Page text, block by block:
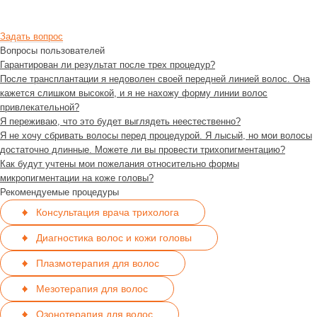
Задать вопрос
Вопросы пользователей
Гарантирован ли результат после трех процедур?
После трансплантации я недоволен своей передней линией волос. Она
кажется слишком высокой, и я не нахожу форму линии волос
привлекательной?
Я переживаю, что это будет выглядеть неестественно?
Я не хочу сбривать волосы перед процедурой. Я лысый, но мои волосы
достаточно длинные. Можете ли вы провести трихопигментацию?
Как будут учтены мои пожелания относительно формы
микропигментации на коже головы?
Рекомендуемые процедуры
Консультация врача трихолога
Диагностика волос и кожи головы
Плазмотерапия для волос
Мезотерапия для волос
Озонотерапия для волос